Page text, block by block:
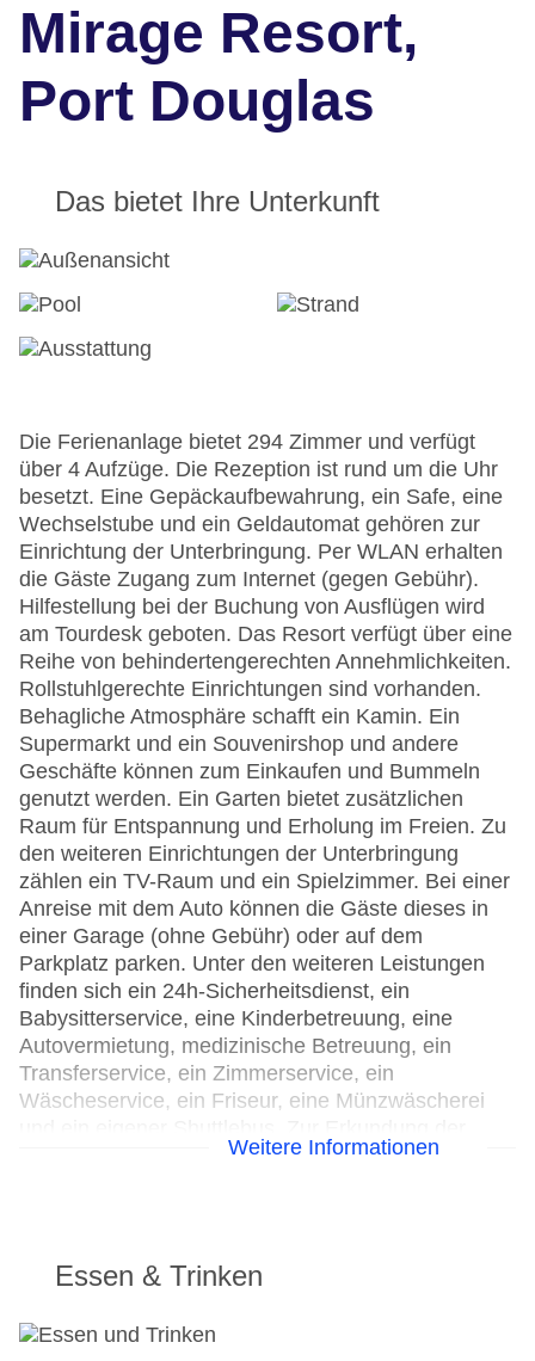
Mirage Resort,
Port Douglas
Das bietet Ihre Unterkunft
Die Ferienanlage bietet 294 Zimmer und verfügt
über 4 Aufzüge. Die Rezeption ist rund um die Uhr
besetzt. Eine Gepäckaufbewahrung, ein Safe, eine
Wechselstube und ein Geldautomat gehören zur
Einrichtung der Unterbringung. Per WLAN erhalten
die Gäste Zugang zum Internet (gegen Gebühr).
Hilfestellung bei der Buchung von Ausflügen wird
am Tourdesk geboten. Das Resort verfügt über eine
Reihe von behindertengerechten Annehmlichkeiten.
Rollstuhlgerechte Einrichtungen sind vorhanden.
Behagliche Atmosphäre schafft ein Kamin. Ein
Supermarkt und ein Souvenirshop und andere
Geschäfte können zum Einkaufen und Bummeln
genutzt werden. Ein Garten bietet zusätzlichen
Raum für Entspannung und Erholung im Freien. Zu
den weiteren Einrichtungen der Unterbringung
zählen ein TV-Raum und ein Spielzimmer. Bei einer
Anreise mit dem Auto können die Gäste dieses in
einer Garage (ohne Gebühr) oder auf dem
Parkplatz parken. Unter den weiteren Leistungen
finden sich ein 24h-Sicherheitsdienst, ein
Babysitterservice, eine Kinderbetreuung, eine
Autovermietung, medizinische Betreuung, ein
Transferservice, ein Zimmerservice, ein
Wäscheservice, ein Friseur, eine Münzwäscherei
Umgebung bietet ein Fahrradverleih die notwendige
24h Rezeption
Parkplatz
Check-out bis: 00:00:00
Weitere Informationen
Essen & Trinken